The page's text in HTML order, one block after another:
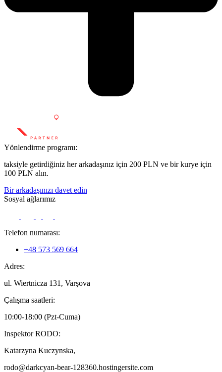
Yönlendirme programı:
taksiyle getirdiğiniz her arkadaşınız için 200 PLN ve bir kurye için
100 PLN alın.
Bir arkadaşınızı davet edin
Sosyal ağlarımız
Telefon numarası:
+48 573 569 664
Adres:
ul. Wiertnicza 131, Varşova
Çalışma saatleri:
10:00-18:00 (Pzt-Cuma)
Inspektor RODO:
Katarzyna Kuczynska,
rodo@darkcyan-bear-128360.hostingersite.com